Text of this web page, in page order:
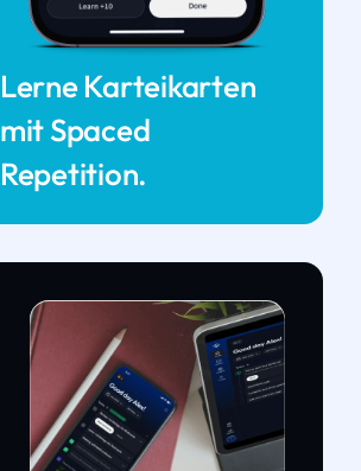
Lerne Karteikarten
mit Spaced
Repetition.